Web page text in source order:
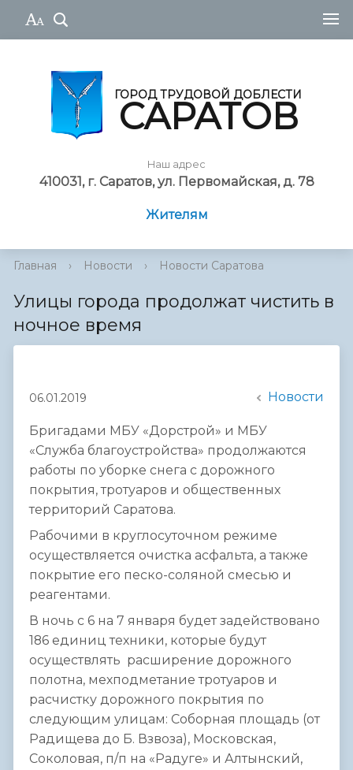
ГОРОД ТРУДОВОЙ ДОБЛЕСТИ
САРАТОВ
Наш адрес
410031, г. Саратов, ул. Первомайская, д. 78
Жителям
Главная › Новости › Новости Саратова
Улицы города продолжат чистить в
ночное время
06.01.2019 Новости
Бригадами МБУ «Дорстрой» и МБУ
«Служба благоустройства» продолжаются
работы по уборке снега с дорожного
покрытия, тротуаров и общественных
территорий Саратова.
Рабочими в круглосуточном режиме
осуществляется очистка асфальта, а также
покрытие его песко-соляной смесью и
реагентами.
В ночь с 6 на 7 января будет задействовано
186 единиц техники, которые будут
осуществлять расширение дорожного
полотна, мехподметание тротуаров и
расчистку дорожного покрытия по
следующим улицам: Соборная площадь (от
Радищева до Б. Взвоза), Московская,
Соколовая, п/п на «Радуге» и Алтынский,